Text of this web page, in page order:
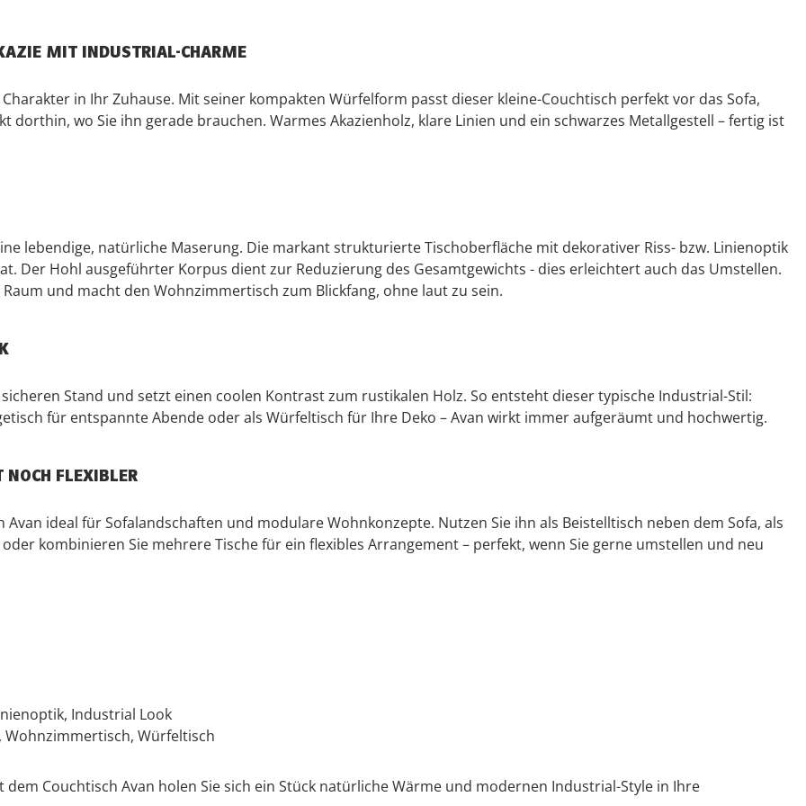
MIT INDUSTRIAL-CHARME
in Ihr Zuhause. Mit seiner kompakten Würfelform passt dieser kleine-Couchtisch perfekt vor das Sofa,
dorthin, wo Sie ihn gerade brauchen. Warmes Akazienholz, klare Linien und ein schwarzes Metallgestell – fertig ist
lebendige, natürliche Maserung. Die markant strukturierte Tischoberfläche mit dekorativer Riss- bzw. Linienoptik
Der Hohl ausgeführter Korpus dient zur Reduzierung des Gesamtgewichts - dies erleichtert auch das Umstellen.
und macht den Wohnzimmertisch zum Blickfang, ohne laut zu sein.
Stand und setzt einen coolen Kontrast zum rustikalen Holz. So entsteht dieser typische Industrial-Stil:
für entspannte Abende oder als Würfeltisch für Ihre Deko – Avan wirkt immer aufgeräumt und hochwertig.
FLEXIBLER
Avan ideal für Sofalandschaften und modulare Wohnkonzepte. Nutzen Sie ihn als Beistelltisch neben dem Sofa, als
kombinieren Sie mehrere Tische für ein flexibles Arrangement – perfekt, wenn Sie gerne umstellen und neu
Industrial Look
Würfeltisch
Couchtisch Avan holen Sie sich ein Stück natürliche Wärme und modernen Industrial-Style in Ihre